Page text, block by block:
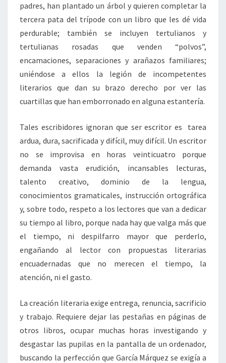
padres, han plantado un árbol y quieren completar la
tercera pata del trípode con un libro que les dé vida
perdurable; también se incluyen tertulianos y
tertulianas rosadas que venden “polvos”,
encamaciones, separaciones y arañazos familiares;
uniéndose a ellos la legión de incompetentes
literarios que dan su brazo derecho por ver las
cuartillas que han emborronado en alguna estantería.
Tales escribidores ignoran que ser escritor es tarea
ardua, dura, sacrificada y difícil, muy difícil. Un escritor
no se improvisa en horas veinticuatro porque
demanda vasta erudición, incansables lecturas,
talento creativo, dominio de la lengua,
conocimientos gramaticales, instrucción ortográfica
y, sobre todo, respeto a los lectores que van a dedicar
su tiempo al libro, porque nada hay que valga más que
el tiempo, ni despilfarro mayor que perderlo,
engañando al lector con propuestas literarias
encuadernadas que no merecen el tiempo, la
atención, ni el gasto.
La creación literaria exige entrega, renuncia, sacrificio
y trabajo. Requiere dejar las pestañas en páginas de
otros libros, ocupar muchas horas investigando y
desgastar las pupilas en la pantalla de un ordenador,
buscando la perfección que García Márquez se exigía a